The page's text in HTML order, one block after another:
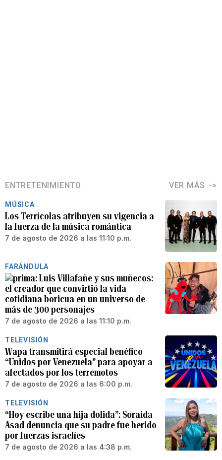
ENTRETENIMIENTO VER MÁS
MÚSICA
Los Terrícolas atribuyen su vigencia a
la fuerza de la música romántica
7 de agosto de 2026 a las 11:10 p.m.
FARÁNDULA
Luis Villafañe y sus muñecos:
el creador que convirtió la vida
cotidiana boricua en un universo de
más de 300 personajes
7 de agosto de 2026 a las 11:10 p.m.
TELEVISIÓN
Wapa transmitirá especial benéfico
“Unidos por Venezuela” para apoyar a
afectados por los terremotos
7 de agosto de 2026 a las 6:00 p.m.
TELEVISIÓN
“Hoy escribe una hija dolida”: Soraida
Asad denuncia que su padre fue herido
por fuerzas israelíes
7 de agosto de 2026 a las 4:38 p.m.